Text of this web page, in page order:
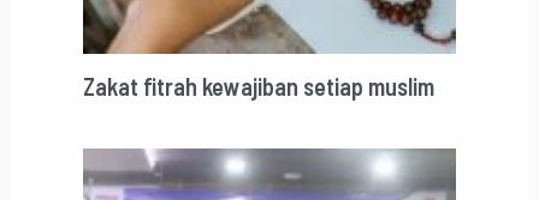
Zakat fitrah kewajiban setiap muslim